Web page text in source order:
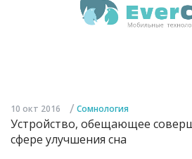
10 окт 2016 / Сомнология
Устройство, обещающее
сфере улучшения сна